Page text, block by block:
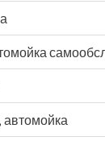
автомойка